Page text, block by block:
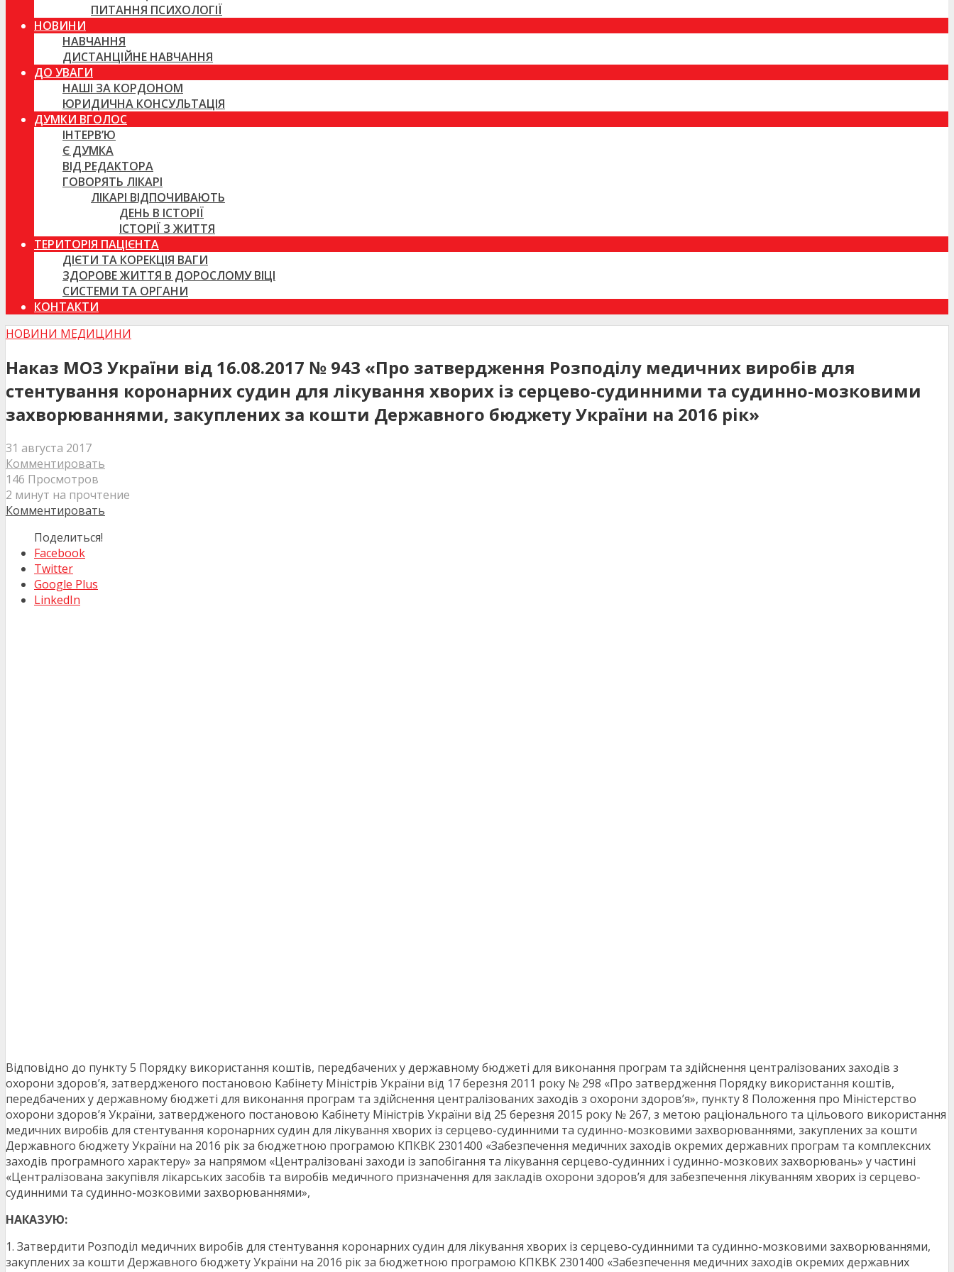
ПИТАННЯ ПСИХОЛОГІЇ
НОВИНИ
НАВЧАННЯ
ДИСТАНЦІЙНЕ НАВЧАННЯ
ДО УВАГИ
НАШІ ЗА КОРДОНОМ
ЮРИДИЧНА КОНСУЛЬТАЦІЯ
ДУМКИ ВГОЛОС
ІНТЕРВ’Ю
Є ДУМКА
ВІД РЕДАКТОРА
ГОВОРЯТЬ ЛІКАРІ
ЛІКАРІ ВІДПОЧИВАЮТЬ
ДЕНЬ В ІСТОРІЇ
ІСТОРІЇ З ЖИТТЯ
ТЕРИТОРІЯ ПАЦІЄНТА
ДІЄТИ ТА КОРЕКЦІЯ ВАГИ
ЗДОРОВЕ ЖИТТЯ В ДОРОСЛОМУ ВІЦІ
СИСТЕМИ ТА ОРГАНИ
КОНТАКТИ
НОВИНИ МЕДИЦИНИ
Наказ МОЗ України від 16.08.2017 № 943 «Про затвердження Розподілу медичних виробів для
стентування коронарних судин для лікування хворих із серцево-судинними та судинно-мозковими
захворюваннями, закуплених за кошти Державного бюджету України на 2016 рік»
31 августа 2017
Комментировать
146 Просмотров
2 минут на прочтение
Комментировать
Поделиться!
Facebook
Twitter
Google Plus
LinkedIn
Відповідно до пункту 5 Порядку використання коштів, передбачених у державному бюджеті для виконання програм та здійснення централізованих заходів з
охорони здоров’я, затвердженого постановою Кабінету Міністрів України від 17 березня 2011 року № 298 «Про затвердження Порядку використання коштів,
передбачених у державному бюджеті для виконання програм та здійснення централізованих заходів з охорони здоров’я», пункту 8 Положення про Міністерство
охорони здоров’я України, затвердженого постановою Кабінету Міністрів України від 25 березня 2015 року № 267, з метою раціонального та цільового використання
медичних виробів для стентування коронарних судин для лікування хворих із серцево-судинними та судинно-мозковими захворюваннями, закуплених за кошти
Державного бюджету України на 2016 рік за бюджетною програмою КПКВК 2301400 «Забезпечення медичних заходів окремих державних програм та комплексних
заходів програмного характеру» за напрямом «Централізовані заходи із запобігання та лікування серцево-судинних і судинно-мозкових захворювань» у частині
«Централізована закупівля лікарських засобів та виробів медичного призначення для закладів охорони здоров’я для забезпечення лікуванням хворих із серцево-
судинними та судинно-мозковими захворюваннями»,
НАКАЗУЮ:
1. Затвердити Розподіл медичних виробів для стентування коронарних судин для лікування хворих із серцево-судинними та судинно-мозковими захворюваннями,
закуплених за кошти Державного бюджету України на 2016 рік за бюджетною програмою КПКВК 2301400 «Забезпечення медичних заходів окремих державних